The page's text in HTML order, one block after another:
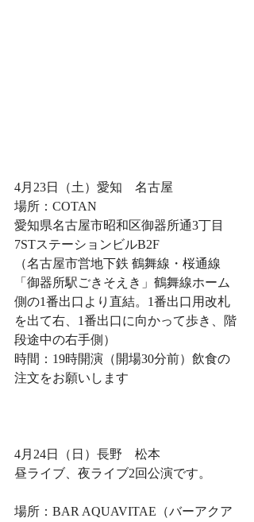
4月23日（土）愛知　名古屋
場所：COTAN
愛知県名古屋市昭和区御器所通3丁目
7STステーションビルB2F
（名古屋市営地下鉄 鶴舞線・桜通線
「御器所駅ごきそえき」鶴舞線ホーム
側の1番出口より直結。1番出口用改札
を出て右、1番出口に向かって歩き、階
段途中の右手側）
時間：19時開演（開場30分前）飲食の
注文をお願いします
4月24日（日）長野　松本
昼ライブ、夜ライブ2回公演です。
場所：BAR AQUAVITAE（バーアクア